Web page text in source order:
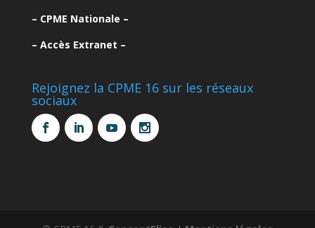
– CPME Nationale –
– Accès Extranet –
Rejoignez la CPME 16 sur les réseaux
sociaux